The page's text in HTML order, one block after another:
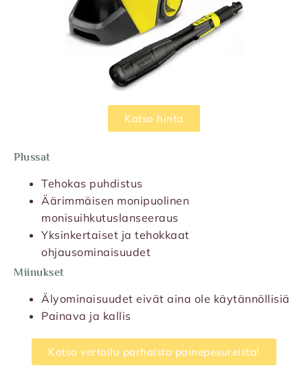
Katso hinta
Plussat
Tehokas puhdistus
Äärimmäisen monipuolinen
monisuihkutuslanseeraus
Yksinkertaiset ja tehokkaat
ohjausominaisuudet
Miinukset
Älyominaisuudet eivät aina ole käytännöllisiä
Painava ja kallis
Katso vertailu parhaista painepesureista!